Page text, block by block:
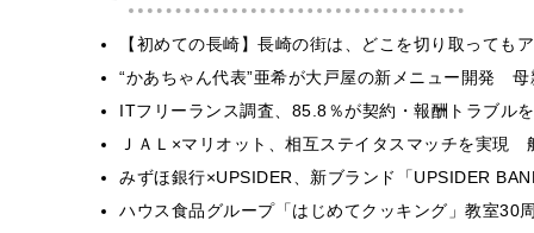
【初めての長崎】長崎の街は、どこを切り取って
“かあちゃん代表”亜希が大戸屋の新メニュー開発
ITフリーランス調査、85.8％が契約・報酬トラブ
ＪＡＬ×マリオット、相互ステイタスマッチを実
みずほ銀行×UPSIDER、新ブランド「UPSIDER
ハウス食品グループ「はじめてクッキング」教室